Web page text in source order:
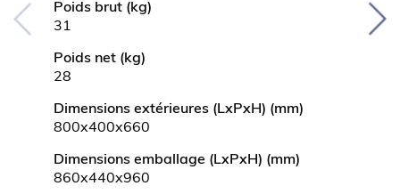
Poids brut (kg)
31
Poids net (kg)
28
Dimensions extérieures (LxPxH) (mm)
800x400x660
Dimensions emballage (LxPxH) (mm)
860x440x960
35